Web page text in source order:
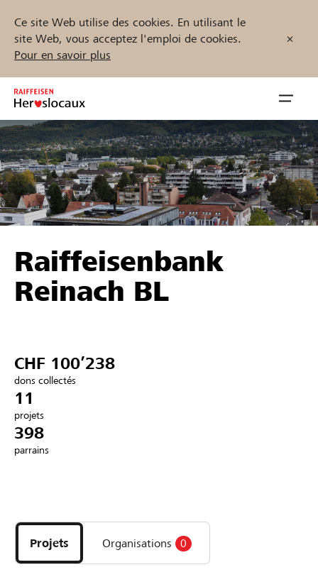
Ce site Web utilise des cookies. En utilisant le
site Web, vous acceptez l'emploi de cookies.
Pour en savoir plus
Inhalt
springen
öffnen
Parrainer
Soutien & assistance
Se connecter
Trouvez des projets et des organisations
Démarrez maintenant
DE FR IT
Raiffeisenbank
Reinach BL
CHF 100’238
dons collectés
11
projets
398
parrains
les
projets
et
Projets Organisations 0